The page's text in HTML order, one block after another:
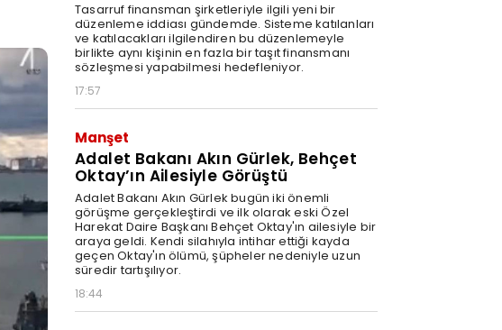
Tasarruf finansman şirketleriyle ilgili yeni bir
düzenleme iddiası gündemde. Sisteme katılanları
ve katılacakları ilgilendiren bu düzenlemeyle
birlikte aynı kişinin en fazla bir taşıt finansmanı
sözleşmesi yapabilmesi hedefleniyor.
17:57
Manşet
Adalet Bakanı Akın Gürlek, Behçet
Oktay’ın Ailesiyle Görüştü
Adalet Bakanı Akın Gürlek bugün iki önemli
görüşme gerçekleştirdi ve ilk olarak eski Özel
Harekat Daire Başkanı Behçet Oktay'ın ailesiyle bir
araya geldi. Kendi silahıyla intihar ettiği kayda
geçen Oktay'ın ölümü, şüpheler nedeniyle uzun
süredir tartışılıyor.
18:44